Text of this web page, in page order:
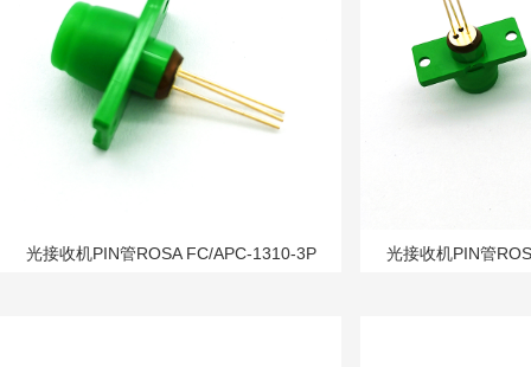
光接收机PIN管ROSA FC/APC-1310-3P 光接收机PIN管